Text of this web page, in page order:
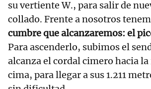
su vertiente W., para salir de
collado. Frente a nosotros
cumbre que alcanzaremos: el
Para ascenderlo, subimos el
alcanza el cordal cimero hacia
cima, para llegar a sus 1.211